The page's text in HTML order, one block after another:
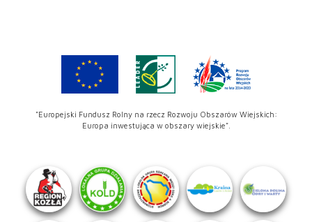
"Europejski Fundusz Rolny na rzecz Rozwoju Obszarów Wiejskich:
Europa inwestująca w obszary wiejskie".